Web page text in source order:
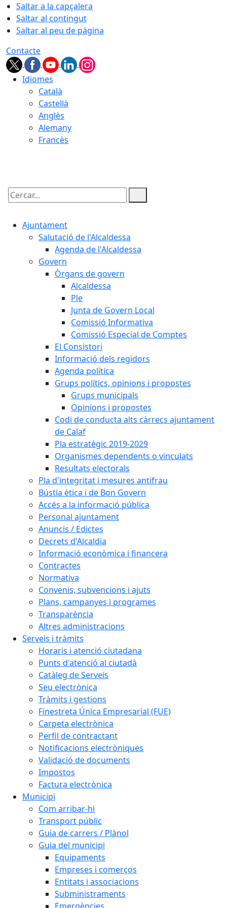
Saltar a la capçalera
Saltar al contingut
Saltar al peu de pàgina
Contacte
Idiomes
Català
Castellà
Anglès
Alemany
Francès
Cercar:
Ajuntament
Salutació de l'Alcaldessa
Agenda de l'Alcaldessa
Govern
Òrgans de govern
Alcaldessa
Ple
Junta de Govern Local
Comissió Informativa
Comissió Especial de Comptes
El Consistori
Informació dels regidors
Agenda política
Grups polítics, opinions i propostes
Grups municipals
Opinions i propostes
Codi de conducta alts càrrecs ajuntament
de Calaf
Pla estratègic 2019-2029
Organismes dependents o vinculats
Resultats electorals
Pla d'integritat i mesures antifrau
Bústia ètica i de Bon Govern
Accés a la informació pública
Personal ajuntament
Anuncis / Edictes
Decrets d'Alcaldia
Informació econòmica i financera
Contractes
Normativa
Convenis, subvencions i ajuts
Plans, campanyes i programes
Transparència
Altres administracions
Serveis i tràmits
Horaris i atenció ciutadana
Punts d'atenció al ciutadà
Catàleg de Serveis
Seu electrònica
Tràmits i gestions
Finestreta Única Empresarial (FUE)
Carpeta electrònica
Perfil de contractant
Notificacions electròniques
Validació de documents
Impostos
Factura electrònica
Municipi
Com arribar-hi
Transport públic
Guia de carrers / Plànol
Guia del municipi
Equipaments
Empreses i comerços
Entitats i associacions
Subministraments